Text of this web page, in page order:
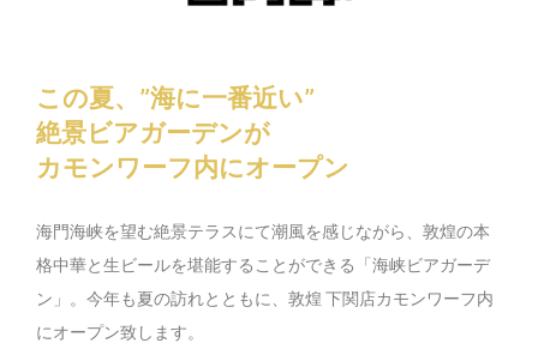
この夏、”海に一番近い”
絶景ビアガーデンが
カモンワーフ内にオープン
海門海峡を望む絶景テラスにて潮風を感じながら、敦煌の本
格中華と生ビールを堪能することができる「海峡ビアガーデ
ン」。今年も夏の訪れとともに、敦煌 下関店カモンワーフ内
にオープン致します。